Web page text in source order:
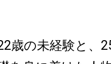
歳の未経験と、